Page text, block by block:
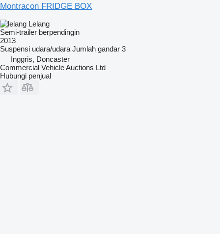
Montracon FRIDGE BOX
Lelang
Semi-trailer berpendingin
2013
Suspensi udara/udara Jumlah gandar 3
Inggris, Doncaster
Commercial Vehicle Auctions Ltd
Hubungi penjual